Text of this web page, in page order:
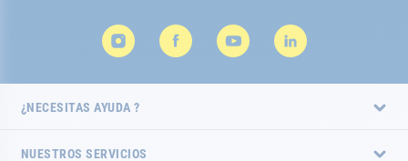
¿NECESITAS AYUDA ?
NUESTROS SERVICIOS